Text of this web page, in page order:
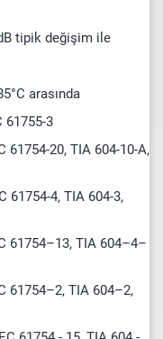
tipik değişim ile
arasında
61755-3
61754-20, TIA 604-10-A,
61754-4, TIA 604-3,
61754–13, TIA 604–4–
61754–2, TIA 604–2,